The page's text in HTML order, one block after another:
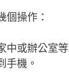
個操作：
中或辦公室
手機。